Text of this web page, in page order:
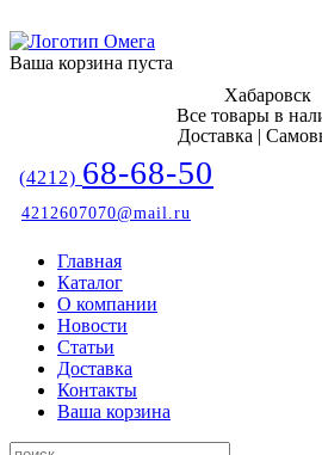
Ваша корзина пуста
Хабаровск
Все товары в
Доставка |
(4212) 68-68-50
4212607070@mail.ru
Главная
Каталог
О компании
Новости
Статьи
Доставка
Контакты
Ваша корзина